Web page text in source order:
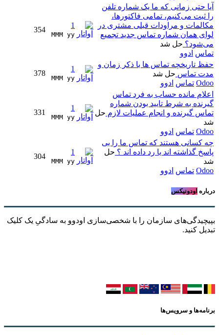
آیا حتی زمانی که ما یک شماره تلفن
را ثبت می‌کنیم، تمامی فاکتورها،
مکالمات و مراودات قبلی مشتری در
لوای همان شماره تماس جدید تجمیع
می‌شود؟ حل شد
تماس ادوو
1
MMM yy
354
حفظ تاریخچه تماس ها با ذکر زمان و
مدت تماس حل شد
Odoo تماس ادوو
1
MMM yy
378
اعلام مانده حساب به فرد تماس
گیرنده به شرط تایید بودن شماره
تماس گیرنده و انجام عملیات لازم حل
شد
Odoo تماس ادوو
1
MMM yy
331
چه کسانی هستند که تماس ما را بی
پاسخ گذاشته اند یا رد داده اند ؟ حل
شد
Odoo تماس ادوو
1
MMM yy
304
درباره اودونیکس
بپیچیدگی‌های سازمان را با شخصی‌سازی اودوو به سادگیِ یک کلیک
تبدیل کنید.
برنامه‌ها و سرویس‌ها